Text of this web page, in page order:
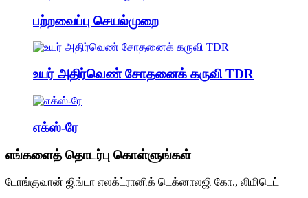
பற்றவைப்பு செயல்முறை
உயர் அதிர்வெண் சோதனைக் கருவி TDR
எக்ஸ்-ரே
எங்களைத் தொடர்பு கொள்ளுங்கள்
டோங்குவான் ஜிங்டா எலக்ட்ரானிக் டெக்னாலஜி கோ., லிமிடெட்